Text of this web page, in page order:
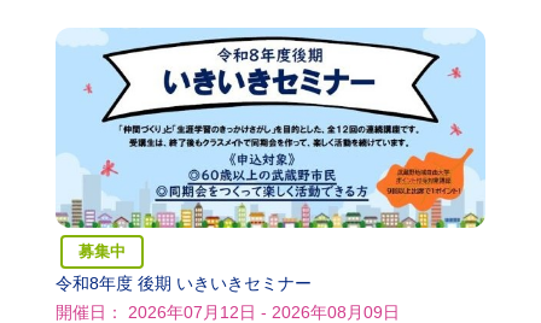
募集中
令和8年度 後期 いきいきセミナー
開催日： 2026年07月12日 - 2026年08月09日